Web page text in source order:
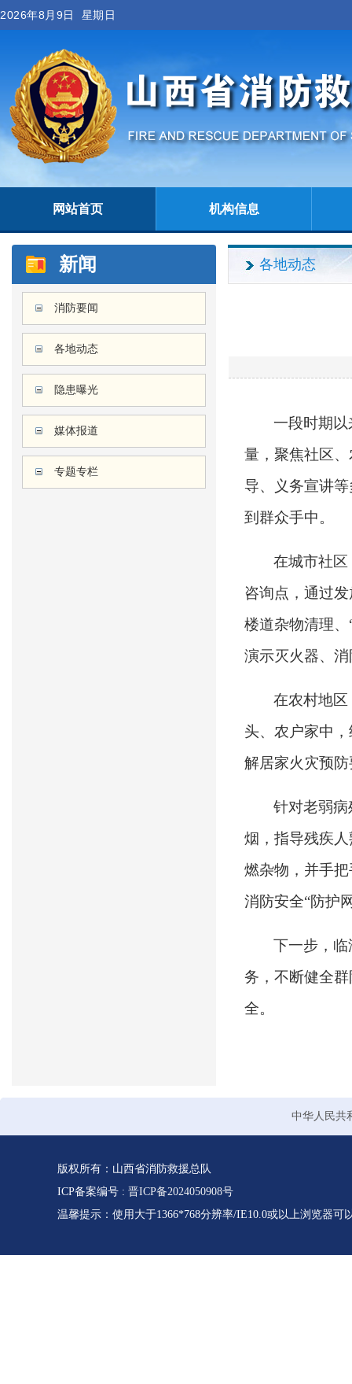
2026年8月9日 星期日
网站首页 机构信息
新闻
消防要闻
各地动态
隐患曝光
媒体报道
专题专栏
各地动态
一段时期
量，聚焦社区
导、义务宣讲
到群众手中。
在城市社
咨询点，通过
楼道杂物清理、
演示灭火器、
在农村地
头、农户家中
解居家火灾预
针对老弱
烟，指导残疾
燃杂物，并手
消防安全“防护
下一步，
务，不断健全
全。
中华人民共
版权所有：山西省消防救援总队
ICP备案编号 : 晋ICP备2024050908号
温馨提示：使用大于1366*768分辨率/IE10.0或以上浏览器可